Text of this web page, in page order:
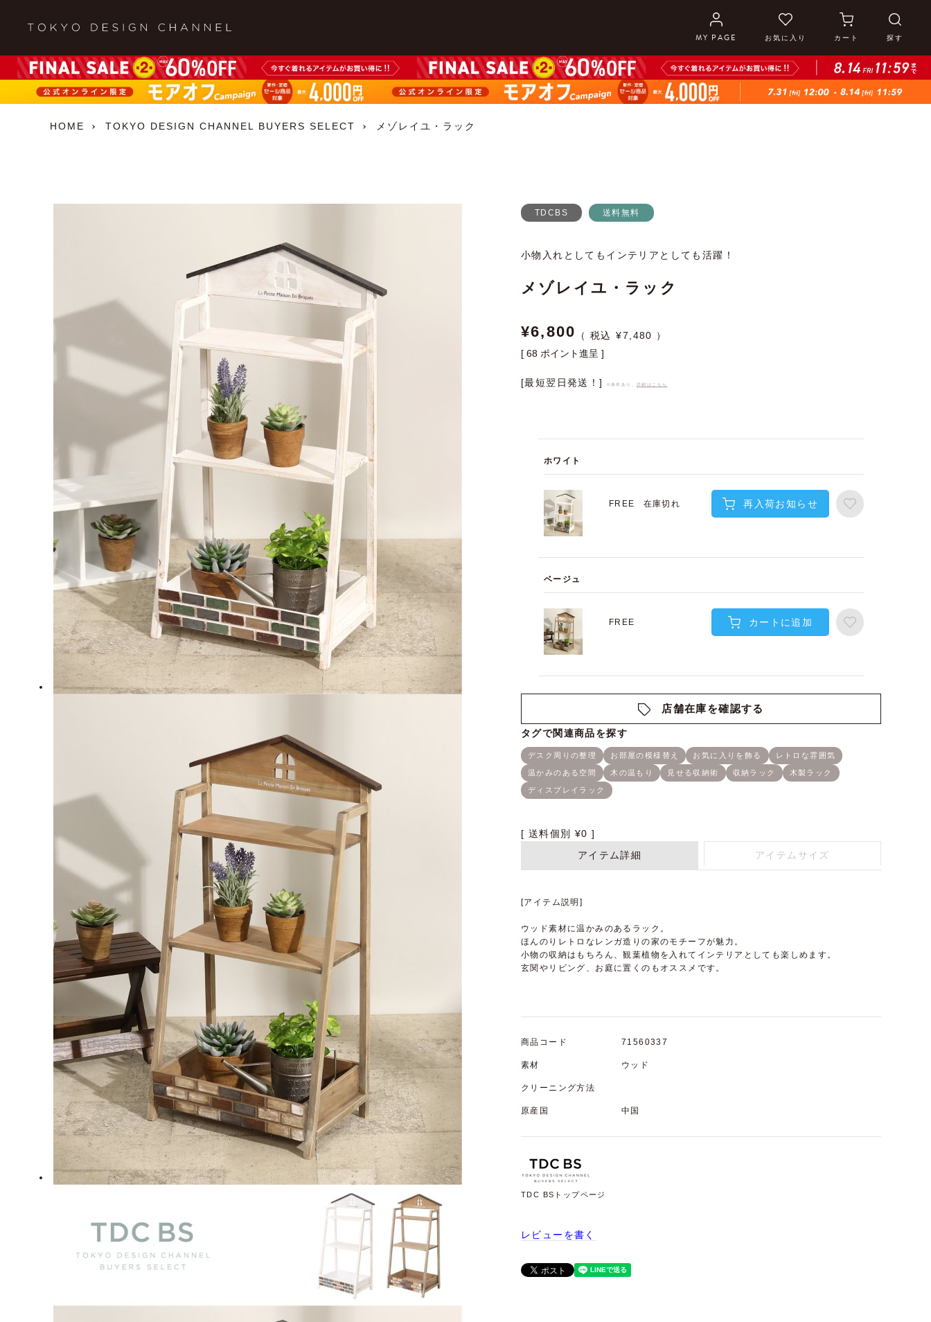
MY PAGE お気に入り カート 探す
HOME TOKYO DESIGN CHANNEL BUYERS SELECT メゾレイユ・ラック
TDCBS 送料無料
小物入れとしてもインテリアとしても活躍！
メゾレイユ・ラック
¥6,800 ¥7,480
[ 68 ポイント進呈 ]
[最短翌日発送！] ※条件あり、 詳細はこちら
ホワイト
FREE 在庫切れ 再入荷お知らせ
ベージュ
FREE カートに追加
店舗在庫を確認する
送料個別 ¥0
アイテム詳細
アイテムサイズ
[アイテム説明]
ウッド素材に温かみのあるラック。
ほんのりレトロなレンガ造りの家のモチーフが魅力。
小物の収納はもちろん、観葉植物を入れてインテリアとしても楽しめます。
玄関やリビング、お庭に置くのもオススメです。
商品コード 71560337
素材 ウッド
クリーニング方法
原産国 中国
TDC BSトップページ
レビューを書く